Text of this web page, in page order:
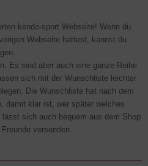
kendo-sport Webseite! Wenn du
Webseite hattest, kannst du
Es sind aber auch eine ganze Reihe
sich mit der Wunschliste leichter
Die Wunschliste hat nach dem
damit klar ist, wer später welches
sich auch bequem aus dem Shop
versenden.